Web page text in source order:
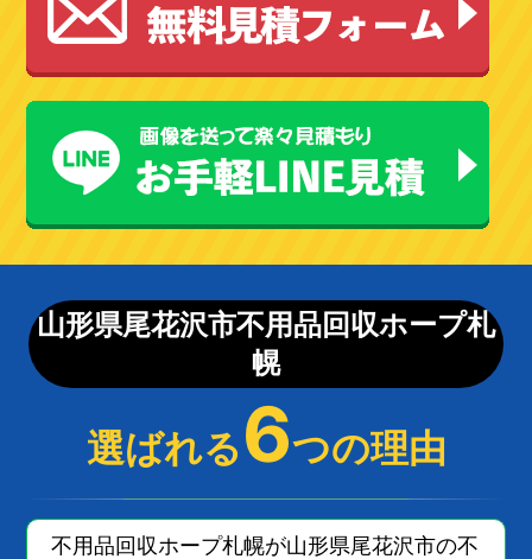
山形県尾花沢市不用品回収ホープ札
幌
選ばれる6つの理由
不用品回収ホープ札幌が山形県尾花沢市の不